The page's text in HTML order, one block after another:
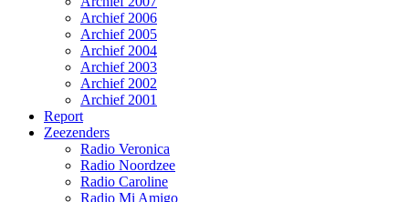
Archief 2006
Archief 2005
Archief 2004
Archief 2003
Archief 2002
Archief 2001
Report
Zeezenders
Radio Veronica
Radio Noordzee
Radio Caroline
Radio Mi Amigo